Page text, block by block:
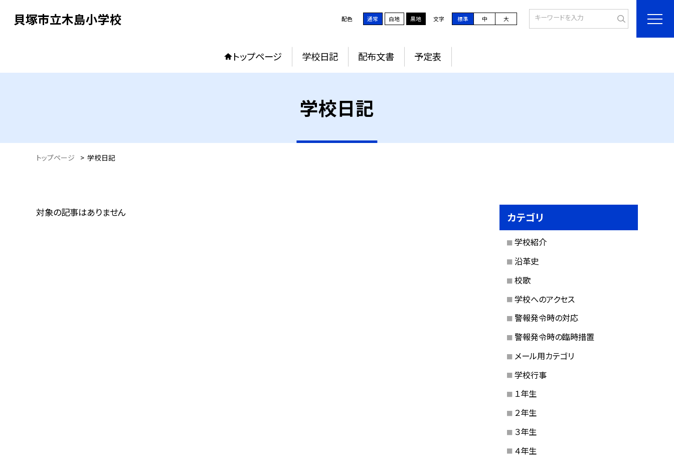
貝塚市立木島小学校 配色 通常 白地 黒地 文字 標準 中 大
トップページ 学校日記 配布文書 予定表
学校日記
トップページ > 学校日記
対象の記事はありません カテゴリ
学校紹介
沿革史
校歌
学校へのアクセス
警報発令時の対応
警報発令時の臨時措置
メール用カテゴリ
学校行事
１年生
２年生
３年生
４年生